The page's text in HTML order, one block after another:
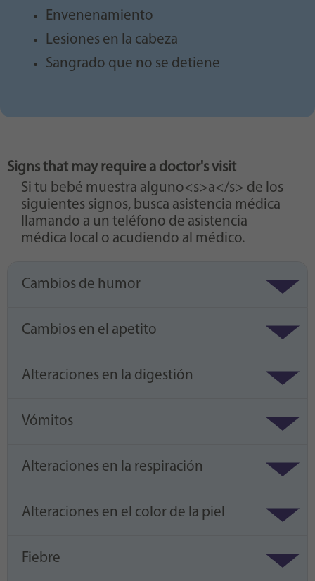
Envenenamiento
Lesiones en la cabeza
Sangrado que no se detiene
Signs that may require a doctor's visit
Si tu bebé muestra alguno<s>a</s> de los
siguientes signos, busca asistencia médica
llamando a un teléfono de asistencia
médica local o acudiendo al médico.
Cambios de humor
Cambios en el apetito
Alteraciones en la digestión
Vómitos
Alteraciones en la respiración
Alteraciones en el color de la piel
Fiebre